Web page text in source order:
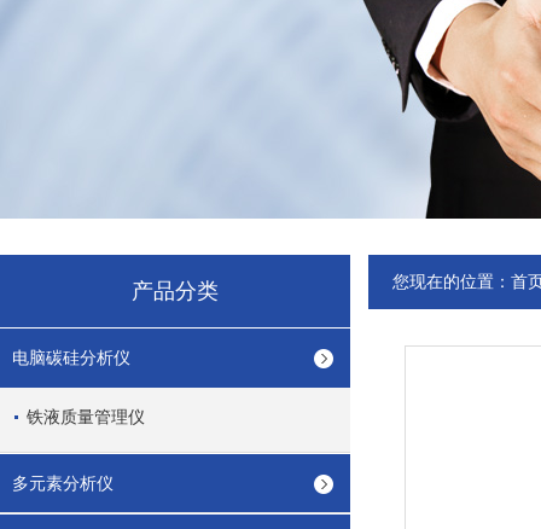
产品分类
电脑碳硅分析仪
铁液质量管理仪
多元素分析仪
您现在的位置： 首